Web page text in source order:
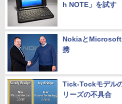
h NOTE」を試す
NokiaとMicrosoft
携
Tick-Tockモデル
リーズの不具合